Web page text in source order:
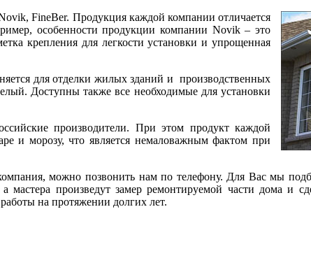
FineBer. Продукция каждой компании отличается
особенности продукции компании Novik – это
крепления для легкости установки и упрощенная
для отделки жилых зданий и производственных
Доступны также все необходимые для установки
производители. При этом продукт каждой
и морозу, что является немаловажным фактом при
можно позвонить нам по телефону. Для Вас мы
произведут замер ремонтируемой части дома и
на протяжении долгих лет.